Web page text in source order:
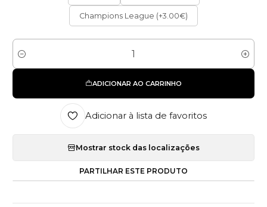
Champions League (+3.00€)
Quantidade
ADICIONAR AO CARRINHO
Adicionar à lista de favoritos
Mostrar stock das localizações
PARTILHAR ESTE PRODUTO